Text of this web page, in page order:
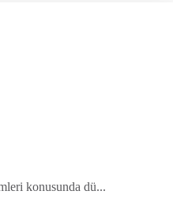
konusunda dü...